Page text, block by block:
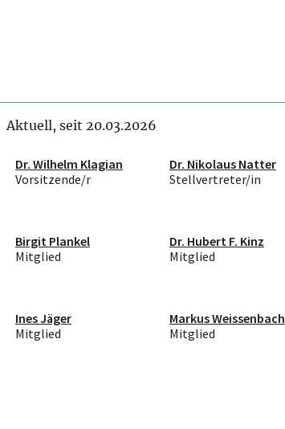
Aktuell, seit 20.03.2026
Dr. Wilhelm Klagian
Vorsitzende/r
Dr. Nikolaus Natter
Stellvertreter/in
Birgit Plankel
Mitglied
Dr. Hubert F. Kinz
Mitglied
Ines Jäger
Mitglied
Markus Weissenbach
Mitglied